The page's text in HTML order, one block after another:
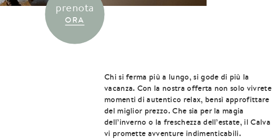
prenota
ORA
Chi si ferma più a lungo, si gode di più la
vacanza. Con la nostra offerta non solo vivrete
momenti di autentico relax, bensì approfittare
del miglior prezzo. Che sia per la magia
dell’inverno o la freschezza dell’estate, il Calva
vi promette avventure indimenticabili.